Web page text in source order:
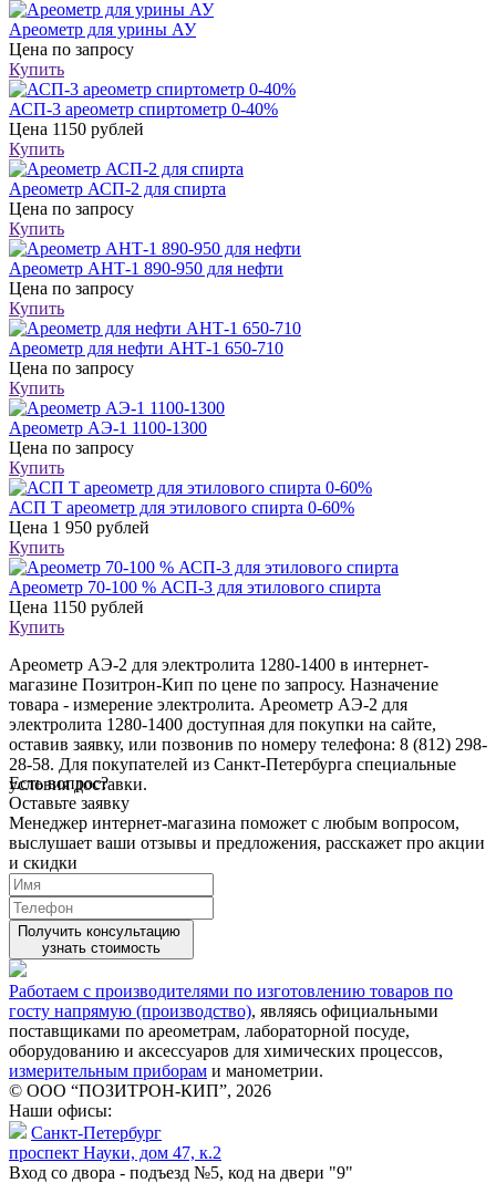
Ареометр для урины АУ
Цена по запросу
Купить
АСП-3 ареометр спиртометр 0-40%
Цена 1150 рублей
Купить
Ареометр АСП-2 для спирта
Цена по запросу
Купить
Ареометр АНТ-1 890-950 для нефти
Цена по запросу
Купить
Ареометр для нефти АНТ-1 650-710
Цена по запросу
Купить
Ареометр АЭ-1 1100-1300
Цена по запросу
Купить
АСП Т ареометр для этилового спирта 0-60%
Цена 1 950 рублей
Купить
Ареометр 70-100 % АСП-3 для этилового спирта
Цена 1150 рублей
Купить
Ареометр АЭ-2 для электролита 1280-1400 в интернет-
магазине Позитрон-Кип по цене по запросу. Назначение
товара - измерение электролита. Ареометр АЭ-2 для
электролита 1280-1400 доступная для покупки на сайте,
оставив заявку, или позвонив по номеру телефона: 8 (812) 298-
28-58. Для покупателей из Санкт-Петербурга специальные
условия доставки.
Есть вопрос?
Оставьте заявку
Менеджер интернет-магазина поможет с любым вопросом,
выслушает ваши отзывы и предложения, расскажет про акции
и скидки
Получить консультацию
узнать стоимость
Работаем с производителями по изготовлению товаров по
госту напрямую (производство), являясь официальными
поставщиками по ареометрам, лабораторной посуде,
оборудованию и аксессуаров для химических процессов,
измерительным приборам и манометрии.
© ООО “ПОЗИТРОН-КИП”, 2026
Наши офисы:
Санкт-Петербург
проспект Науки, дом 47, к.2
Вход со двора - подъезд №5, код на двери "9"